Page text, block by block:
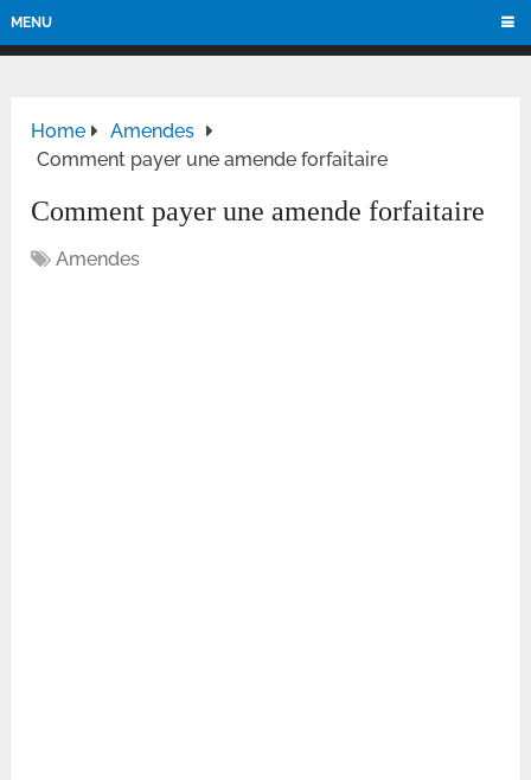
MENU
Home
Amendes
Comment payer une amende forfaitaire
Comment payer une amende forfaitaire
Amendes